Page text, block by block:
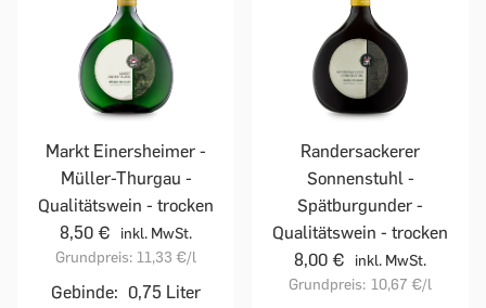
Markt Einersheimer -
Müller-Thurgau -
Qualitätswein - trocken
8,50 €
inkl. MwSt.
Grundpreis: 11,33 €/l
Gebinde: 0,75 Liter
Randersackerer
Sonnenstuhl -
Spätburgunder -
Qualitätswein - trocken
8,00 €
inkl. MwSt.
Grundpreis: 10,67 €/l